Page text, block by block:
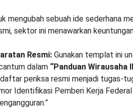
mengubah sebuah ide sederhana
sektor ini menawarkan
Resmi: Gunakan templat ini
dalam “Panduan Wirausaha
periksa resmi menjadi tugas-
Identifikasi Pemberi Kerja